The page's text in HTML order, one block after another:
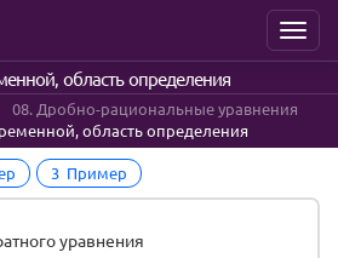
Menu
область определения
08. Дробно-рациональные уравнения
область определения
3 Пример
уравнения